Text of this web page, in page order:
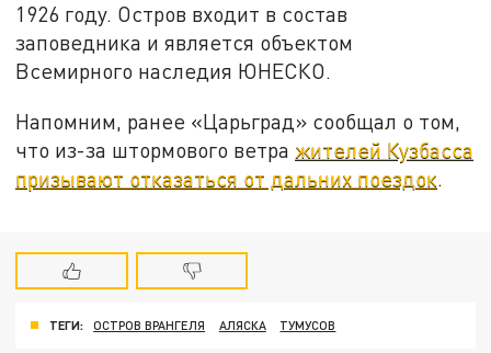
1926 году. Остров входит в состав
заповедника и является объектом
Всемирного наследия ЮНЕСКО.
Напомним, ранее «Царьград» сообщал о том,
что из-за штормового ветра жителей Кузбасса
призывают отказаться от дальних поездок.
ТЕГИ: ОСТРОВ ВРАНГЕЛЯ АЛЯСКА ТУМУСОВ